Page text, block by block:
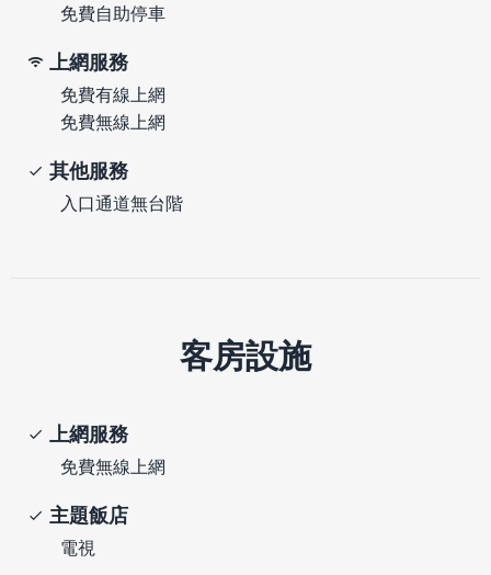
免費自助停車
上網服務
免費有線上網
免費無線上網
其他服務
入口通道無台階
客房設施
上網服務
免費無線上網
主題飯店
電視